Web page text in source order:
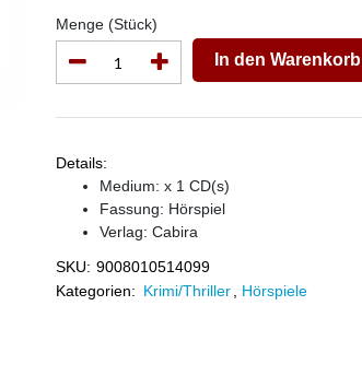
Menge (Stück)
In den Warenkorb
Details:
Medium: x 1 CD(s)
Fassung: Hörspiel
Verlag: Cabira
SKU: 9008010514099
Kategorien: Krimi/Thriller Hörspiele